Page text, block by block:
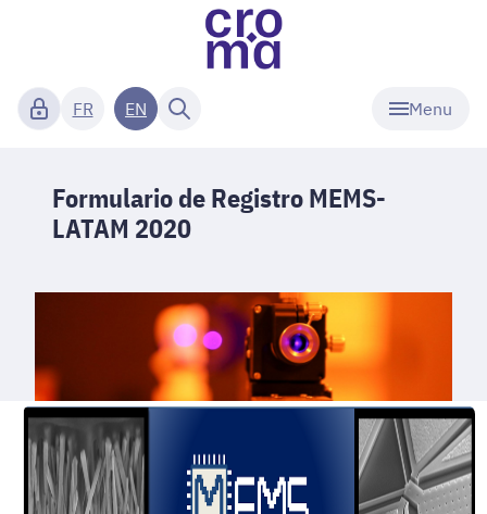
Menu
FR EN
Formulario de Registro MEMS-
LATAM 2020